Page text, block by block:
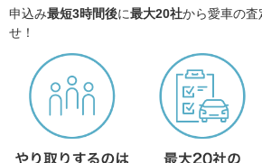
申込み最短3時間後に最大20社から愛車の査
せ！